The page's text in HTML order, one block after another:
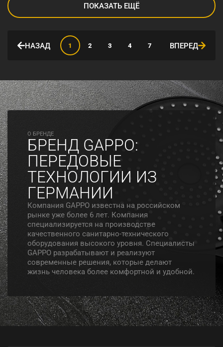
ПОКАЗАТЬ ЕЩЁ
НАЗАД 1 2 3 4 7 ВПЕРЕД
O БРЕНДЕ
БРЕНД GAPPO:
ПЕРЕДОВЫЕ
ТЕХНОЛОГИИ ИЗ
ГЕРМАНИИ
Компания GAPPO известна на российском
рынке уже более 6 лет. Компания
специализируется на производстве
качественного санитарно-технического
оборудования высокого уровня. Специалисты
GAPPO разрабатывают и реализуют
современные решения, которые делают
жизнь человека более комфортной и удобной.